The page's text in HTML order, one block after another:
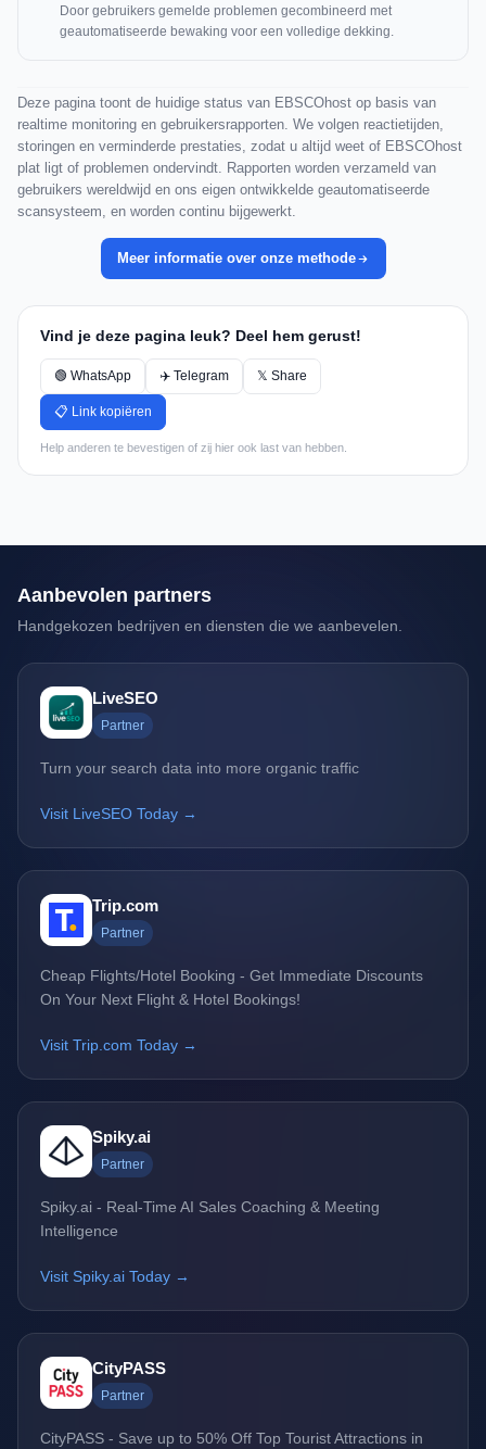
Door gebruikers gemelde problemen gecombineerd met
geautomatiseerde bewaking voor een volledige dekking.
Deze pagina toont de huidige status van EBSCOhost op basis van
realtime monitoring en gebruikersrapporten. We volgen reactietijden,
storingen en verminderde prestaties, zodat u altijd weet of EBSCOhost
plat ligt of problemen ondervindt. Rapporten worden verzameld van
gebruikers wereldwijd en ons eigen ontwikkelde geautomatiseerde
scansysteem, en worden continu bijgewerkt.
Meer informatie over onze methode
Vind je deze pagina leuk? Deel hem gerust!
🟢 WhatsApp ✈️ Telegram 𝕏 Share
📋 Link kopiëren
Help anderen te bevestigen of zij hier ook last van hebben.
Aanbevolen partners
Handgekozen bedrijven en diensten die we aanbevelen.
LiveSEO
Partner
Turn your search data into more organic traffic
Visit LiveSEO Today →
Trip.com
Partner
Cheap Flights/Hotel Booking - Get Immediate Discounts
On Your Next Flight & Hotel Bookings!
Visit Trip.com Today →
Spiky.ai
Partner
Spiky.ai - Real-Time AI Sales Coaching & Meeting
Intelligence
Visit Spiky.ai Today →
CityPASS
Partner
CityPASS - Save up to 50% Off Top Tourist Attractions in